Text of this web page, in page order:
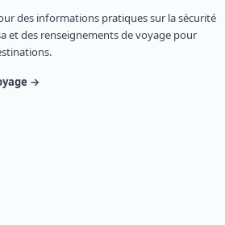
des informations pratiques sur la sécurité
et des renseignements de voyage pour
→